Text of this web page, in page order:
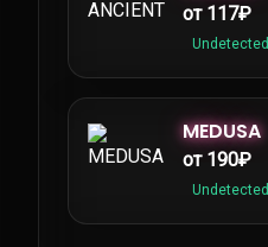
от 117₽
Undetected
MEDUSA
от 190₽
Undetected